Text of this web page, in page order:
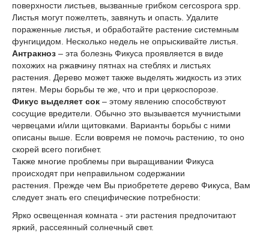
поверхности листьев, вызванные грибком cercospora spp.
Листья могут пожелтеть, завянуть и опасть. Удалите
пораженные листья, и обработайте растение системным
фунгицидом. Несколько недель не опрыскивайте листья.
Антракноз – эта болезнь Фикуса проявляется в виде
похожих на ржавчину пятнах на стеблях и листьях
растения. Дерево может также выделять жидкость из этих
пятен. Меры борьбы те же, что и при церкоспорозе.
Фикус выделяет сок – этому явлению способствуют
сосущие вредители. Обычно это вызывается мучнистыми
червецами и/или щитовками. Варианты борьбы с ними
описаны выше. Если вовремя не помочь растению, то оно
скорей всего погибнет.
Также многие проблемы при выращивании Фикуса
происходят при неправильном содержании
растения. Прежде чем Вы приобретете дерево Фикуса, Вам
следует знать его специфические потребности:
Ярко освещенная комната - эти растения предпочитают
яркий, рассеянный солнечный свет.